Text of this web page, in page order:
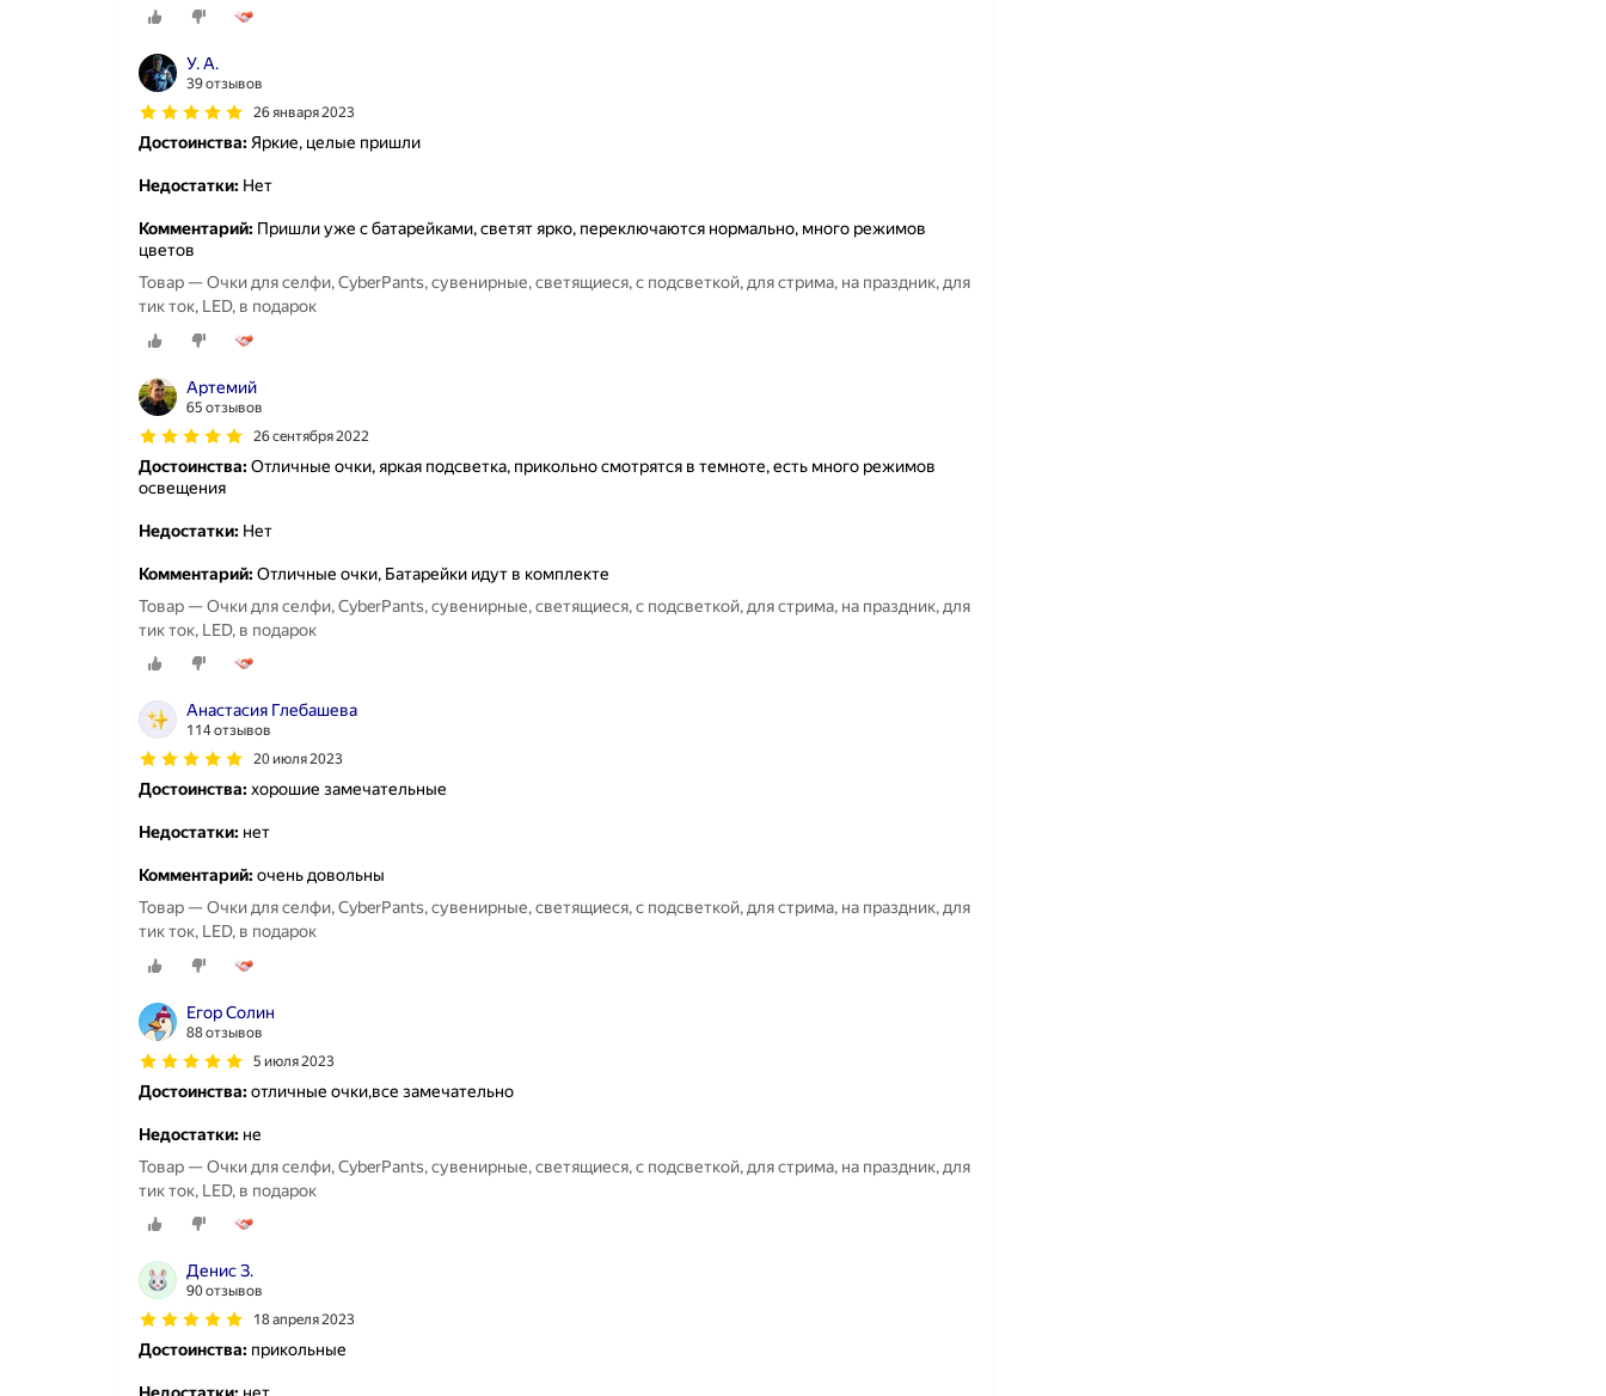
У. А.
39 отзывов
26 января 2023
Достоинства:Яркие, целые пришли
Недостатки: Нет
Комментарий: Пришли уже с батарейками, светят ярко, переключаются нормально, много режимов
цветов
Товар — Очки для селфи, CyberPants, сувенирные, светящиеся, с подсветкой, для стрима, на праздник, для
тик ток, LED, в подарок
Артемий
65 отзывов
26 сентября 2022
Достоинства:Отличные очки, яркая подсветка, прикольно смотрятся в темноте, есть много режимов
освещения
Недостатки: Нет
Комментарий:Отличные очки, Батарейки идут в комплекте
Товар — Очки для селфи, CyberPants, сувенирные, светящиеся, с подсветкой, для стрима, на праздник, для
тик ток, LED, в подарок
Анастасия Глебашева
114 отзывов
20 июля 2023
Достоинства:хорошие замечательные
Недостатки: нет
Комментарий:очень довольны
Товар — Очки для селфи, CyberPants, сувенирные, светящиеся, с подсветкой, для стрима, на праздник, для
тик ток, LED, в подарок
Егор Солин
88 отзывов
5 июля 2023
Достоинства:отличные очки,все замечательно
Недостатки: не
Товар — Очки для селфи, CyberPants, сувенирные, светящиеся, с подсветкой, для стрима, на праздник, для
тик ток, LED, в подарок
Денис З.
90 отзывов
18 апреля 2023
Достоинства: прикольные